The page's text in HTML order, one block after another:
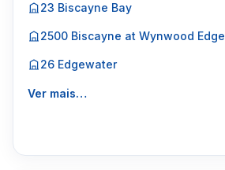
23 Biscayne Bay
2500 Biscayne at Wynwood Edge
26 Edgewater
Ver mais…